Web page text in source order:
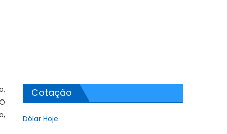
Cotação
Dólar Hoje